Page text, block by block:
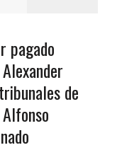
pagado
de